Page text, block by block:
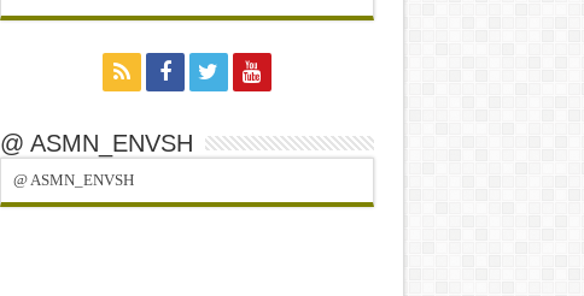
@ ASMN_ENVSH
@ ASMN_ENVSH